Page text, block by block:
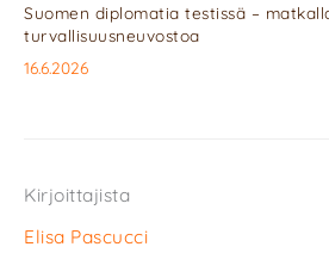
Suomen diplomatia testissä –
turvallisuusneuvostoa
16.6.2026
Kirjoittajista
Elisa Pascucci